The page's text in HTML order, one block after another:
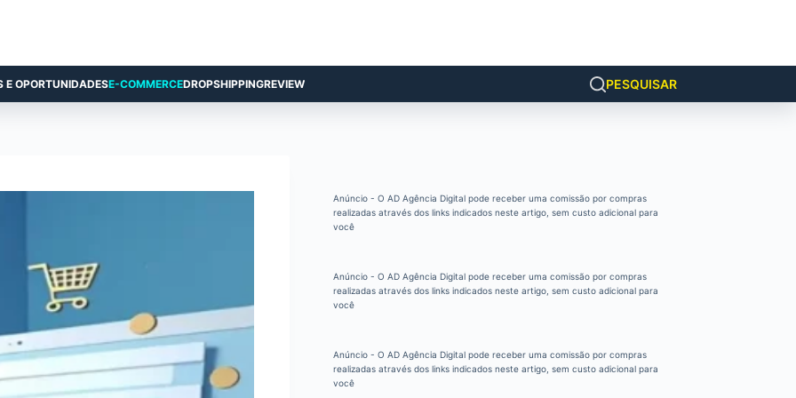
E OPORTUNIDADESE-COMMERCEDROPSHIPPINGREVIEW PESQUISAR
Anúncio - O AD Agência Digital pode receber uma comissão por compras
realizadas através dos links indicados neste artigo, sem custo adicional para
você
Anúncio - O AD Agência Digital pode receber uma comissão por compras
realizadas através dos links indicados neste artigo, sem custo adicional para
você
Anúncio - O AD Agência Digital pode receber uma comissão por compras
realizadas através dos links indicados neste artigo, sem custo adicional para
você